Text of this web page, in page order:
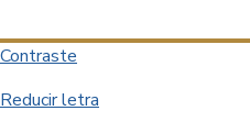
Contraste
Reducir letra